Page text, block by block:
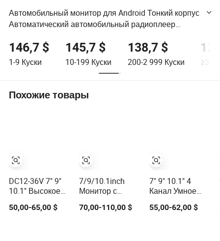
Автомобильный монитор для Android Тонкий корпус
Автоматический автомобильный радиоплеер
дюймов доступен
146,7 $
1-9 Куски
145,7 $
10-199 Куски
138,7 $
200-2 999 Куски ≥3
Похожие товары
DC12-36V 7" 9"
10.1" Высокое
1024*600
50,00-65,00 $
7/9/10.1inch
Монитор с
панелью HDMI
70,00-110,00 $
7" 9" 10.1" 4
Канал Умное
Слепых Зон
55,00-62,00 $